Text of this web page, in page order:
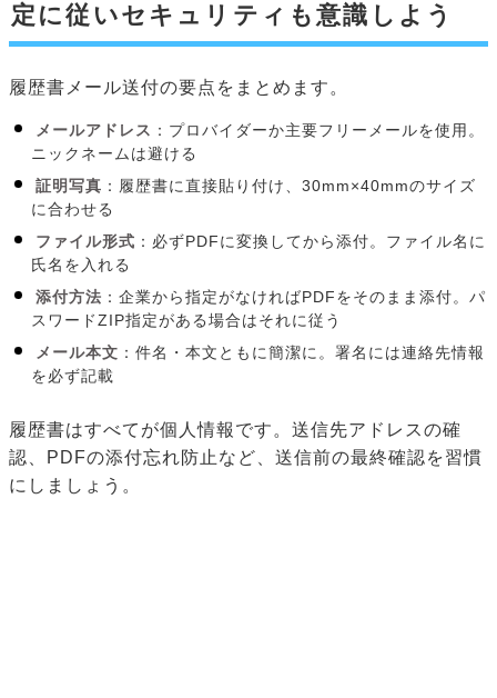
定に従いセキュリティも意識しよう
履歴書メール送付の要点をまとめます。
メールアドレス ：プロバイダーか主要フリーメールを使用。
ニックネームは避ける
証明写真 ：履歴書に直接貼り付け、30mm×40mmのサイズ
に合わせる
ファイル形式 ：必ずPDFに変換してから添付。ファイル名に
氏名を入れる
添付方法 ：企業から指定がなければPDFをそのまま添付。パ
スワードZIP指定がある場合はそれに従う
メール本文 ：件名・本文ともに簡潔に。署名には連絡先情報
を必ず記載
履歴書はすべてが個人情報です。送信先アドレスの確
認、PDFの添付忘れ防止など、送信前の最終確認を習慣
にしましょう。